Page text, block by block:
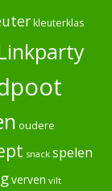
kleuterklas
oudere
snack spelen
verven vilt